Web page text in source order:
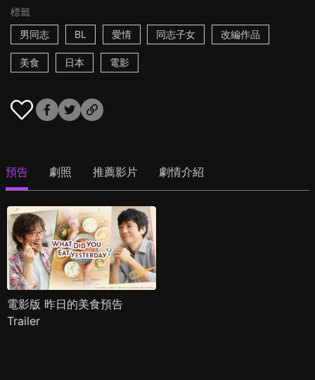
標籤
男同志
BL 愛情 同志子女 改編作品
美食 日本 電影
預告 劇照 推薦影片 劇情介紹
電影版 昨日的美食預告
Trailer